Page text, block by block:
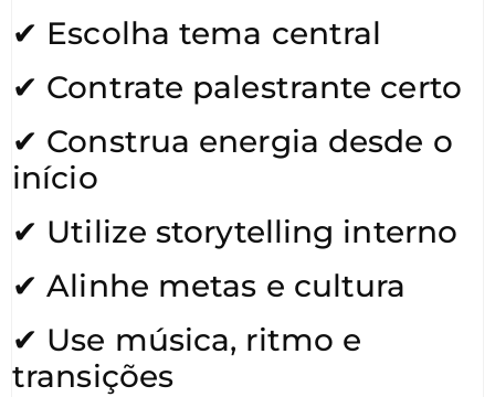
✔ Escolha tema central
✔ Contrate palestrante certo
✔ Construa energia desde o
início
✔ Utilize storytelling interno
✔ Alinhe metas e cultura
✔ Use música, ritmo e
transições